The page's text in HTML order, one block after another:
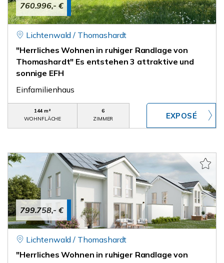
760.996,- €
Lichtenwald / Thomashardt
"Herrliches Wohnen in ruhiger Randlage von
Thomashardt" Es entstehen 3 attraktive und
sonnige EFH
Einfamilienhaus
144 m²
WOHNFLÄCHE
6
ZIMMER
799.758,- €
Lichtenwald / Thomashardt
"Herrliches Wohnen in ruhiger Randlage von